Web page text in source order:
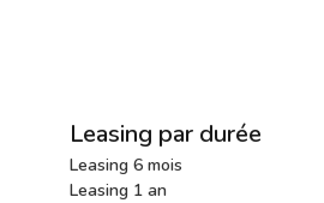
Leasing par durée
Leasing 6 mois
Leasing 1 an